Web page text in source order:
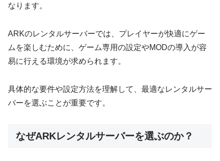
なります。
ARKのレンタルサーバーでは、プレイヤーが快適にゲー
ムを楽しむために、ゲーム専用の設定やMODの導入が容
易に行える環境が求められます。
具体的な要件や設定方法を理解して、最適なレンタルサー
バーを選ぶことが重要です。
なぜARKレンタルサーバーを選ぶのか？